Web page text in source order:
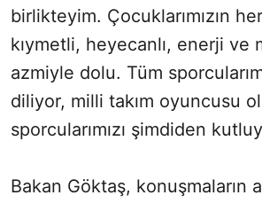
birlikteyim. Çocuklarımızın
kıymetli, heyecanlı, enerji ve
azmiyle dolu. Tüm
diliyor, milli takım oyuncusu
sporcularımızı şimdiden
Bakan Göktaş, konuşmaların